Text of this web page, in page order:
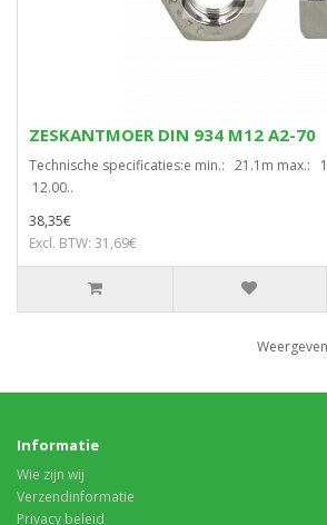
ZESKANTMOER DIN 934 M12 A2-70
Technische specificaties:e min.: 21.1m max.:
12.00..
38,35€
Excl. BTW: 31,69€
Informatie
Wie zijn wij
Verzendinformatie
Privacy beleid